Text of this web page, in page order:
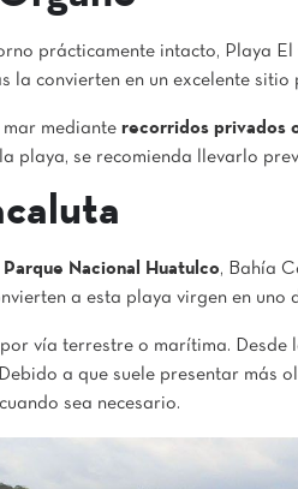
prácticamente intacto, Playa
la convierten en un excelente
mar mediante recorridos privados
playa, se recomienda llevarlo
Parque Nacional Huatulco, Bahía
a esta playa virgen en
vía terrestre o marítima.
a que suele presentar más
sea necesario.